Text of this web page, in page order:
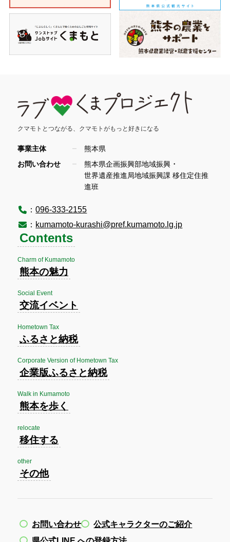
クマモトとつながる、 クマモトがもっと好きになる
事業主体
熊本県
お問い合わせ
熊本県企画振興部地域振興 ・
世界遺産推進局地域振興課 移住定住推
進班
：096-333-2155
： kumamoto-kurashi@pref.kumamoto.lg.jp
Contents
Charm of Kumamoto
熊本の魅力
Social Event
交流イベント
Hometown Tax
ふるさと納税
Corporate Version of Hometown Tax
企業版ふるさと納税
Walk in Kumamoto
熊本を歩く
relocate
移住する
other
その他
お問い合わせ
公式キャラクターのご紹介